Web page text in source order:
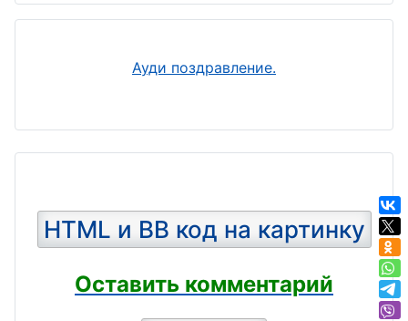
Ауди поздравление.
HTML и BB код на картинку
Оставить комментарий